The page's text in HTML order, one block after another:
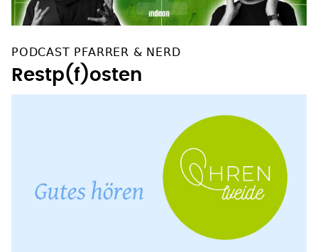
PODCAST PFARRER & NERD
Restp(f)osten